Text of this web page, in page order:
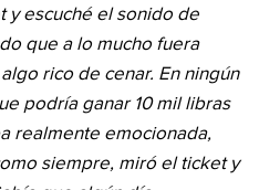
y escuché el sonido de
que a lo mucho fuera
rico de cenar. En ningún
podría ganar 10 mil libras
realmente emocionada,
siempre, miró el ticket y